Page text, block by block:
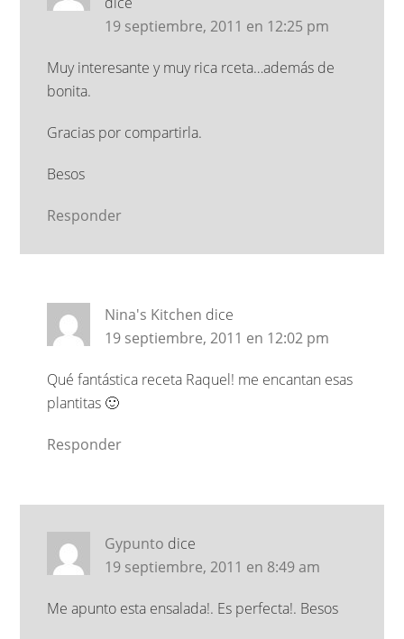
19 septiembre, 2011 en 12:25 pm
Muy interesante y muy rica rceta…además de
bonita.
Gracias por compartirla.
Besos
Responder
Nina's Kitchen dice
19 septiembre, 2011 en 12:02 pm
Qué fantástica receta Raquel! me encantan esas
plantitas 🙂
Responder
Gypunto dice
19 septiembre, 2011 en 8:49 am
Me apunto esta ensalada!. Es perfecta!. Besos